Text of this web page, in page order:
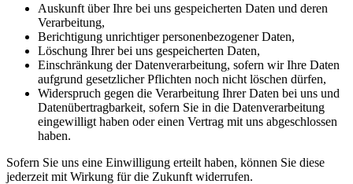
Auskunft über Ihre bei uns gespeicherten Daten und deren
Verarbeitung,
Berichtigung unrichtiger personenbezogener Daten,
Löschung Ihrer bei uns gespeicherten Daten,
Einschränkung der Datenverarbeitung, sofern wir Ihre Daten
aufgrund gesetzlicher Pflichten noch nicht löschen dürfen,
Widerspruch gegen die Verarbeitung Ihrer Daten bei uns und
Datenübertragbarkeit, sofern Sie in die Datenverarbeitung
eingewilligt haben oder einen Vertrag mit uns abgeschlossen
haben.
Sofern Sie uns eine Einwilligung erteilt haben, können Sie diese
jederzeit mit Wirkung für die Zukunft widerrufen.